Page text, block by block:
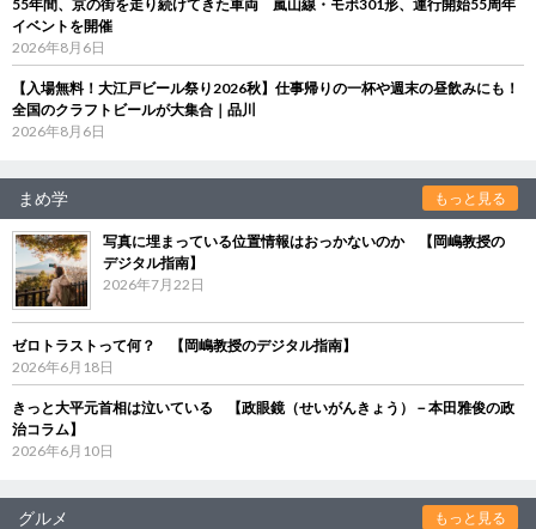
55年間、京の街を走り続けてきた車両 嵐山線・モボ301形、運行開始55周年
イベントを開催
2026年8月6日
【入場無料！大江戸ビール祭り2026秋】仕事帰りの一杯や週末の昼飲みにも！
全国のクラフトビールが大集合｜品川
2026年8月6日
まめ学 もっと見る
写真に埋まっている位置情報はおっかないのか 【岡嶋教授の
デジタル指南】
2026年7月22日
ゼロトラストって何？ 【岡嶋教授のデジタル指南】
2026年6月18日
きっと大平元首相は泣いている 【政眼鏡（せいがんきょう）－本田雅俊の政
治コラム】
2026年6月10日
グルメ もっと見る